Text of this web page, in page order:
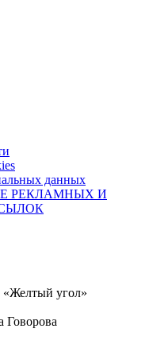
данных
РЕКЛАМНЫХ И
угол»
Говорова